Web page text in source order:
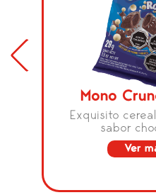
Mono
Exquisito
sabor
Ver